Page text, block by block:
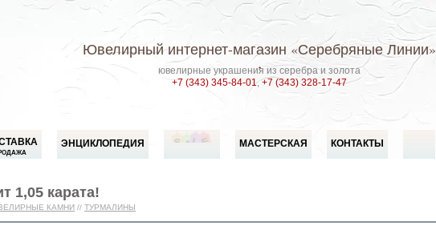
Ювелирный интернет-магазин «Серебряные Линии»
ювелирные украшения из серебра и золота
+7 (343) 345-84-01,+7 (343) 328-17-47
ЭНЦИКЛОПЕДИЯ МАСТЕРСКАЯ КОНТАКТЫ
1,05 карата!
КАМНИ // ТУРМАЛИНЫ